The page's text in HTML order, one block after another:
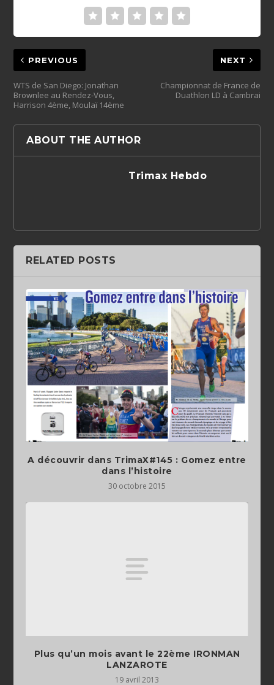
PREVIOUS
WTS de San Diego: Jonathan
Brownlee au Rendez-Vous,
Harrison 4ème, Moulaï 14ème
NEXT
Championnat de France de
Duathlon LD à Cambrai
ABOUT THE AUTHOR
Trimax Hebdo
RELATED POSTS
A découvrir dans TrimaX#145 : Gomez entre
dans l’histoire
30 octobre 2015
Plus qu’un mois avant le 22ème IRONMAN
LANZAROTE
19 avril 2013